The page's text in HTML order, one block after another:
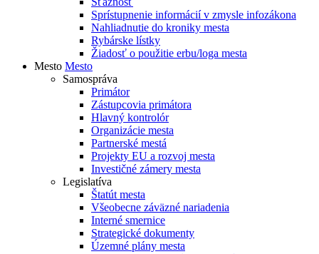
Sprístupnenie informácií v zmysle infozákona
Nahliadnutie do kroniky mesta
Rybárske lístky
Žiadosť o použitie erbu/loga mesta
Mesto Mesto
Samospráva
Primátor
Zástupcovia primátora
Hlavný kontrolór
Organizácie mesta
Partnerské mestá
Projekty EU a rozvoj mesta
Investičné zámery mesta
Legislatíva
Štatút mesta
Všeobecne záväzné nariadenia
Interné smernice
Strategické dokumenty
Územné plány mesta